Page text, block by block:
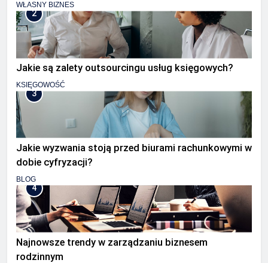
WŁASNY BIZNES
2
Jakie są zalety outsourcingu usług księgowych?
KSIĘGOWOŚĆ
3
Jakie wyzwania stoją przed biurami rachunkowymi w
dobie cyfryzacji?
BLOG
4
Najnowsze trendy w zarządzaniu biznesem
rodzinnym